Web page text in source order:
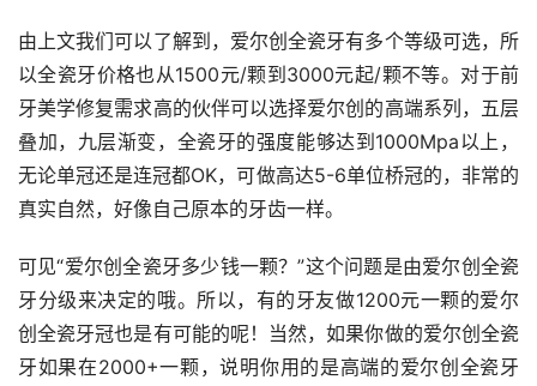
由上文我们可以了解到，爱尔创全瓷牙有多个等级可选，所
以全瓷牙价格也从1500元/颗到3000元起/颗不等。对于前
牙美学修复需求高的伙伴可以选择爱尔创的高端系列，五层
叠加，九层渐变，全瓷牙的强度能够达到1000Mpa以上，
无论单冠还是连冠都OK，可做高达5-6单位桥冠的，非常的
真实自然，好像自己原本的牙齿一样。
可见“爱尔创全瓷牙多少钱一颗？”这个问题是由爱尔创全瓷
牙分级来决定的哦。所以，有的牙友做1200元一颗的爱尔
创全瓷牙冠也是有可能的呢！当然，如果你做的爱尔创全瓷
牙如果在2000+一颗，说明你用的是高端的爱尔创全瓷牙